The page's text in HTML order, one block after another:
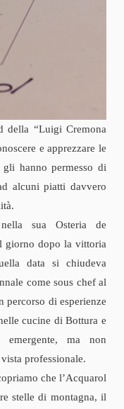
della “Luigi Cremona
e apprezzare le
hanno permesso di
alcuni piatti davvero
sua Osteria de
giorno dopo la vittoria
data si chiudeva
come sous chef al
percorso di esperienze
cucine di Bottura e
emergente, ma non
professionale.
che l’Acquarol
stelle di montagna, il